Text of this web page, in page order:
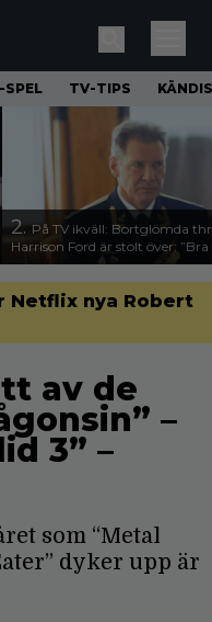
SPEL TV-TIPS
2. På TV ikväll: Bortglömda
Harrison Ford är stolt över:
Netflix nya Robert
av de
–
3” –
som “Metal
dyker upp är